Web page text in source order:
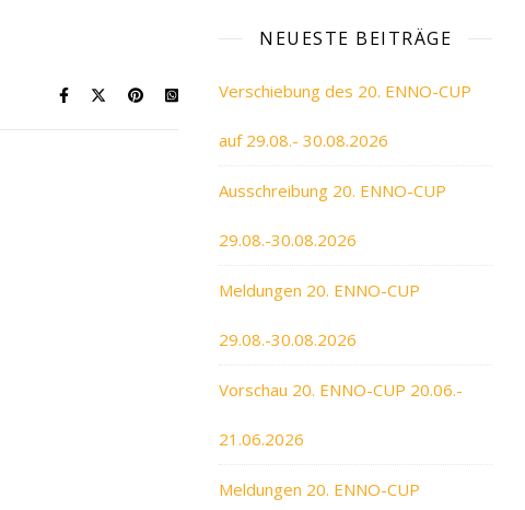
NEUESTE BEITRÄGE
Verschiebung des 20. ENNO-CUP
auf 29.08.- 30.08.2026
Ausschreibung 20. ENNO-CUP
29.08.-30.08.2026
Meldungen 20. ENNO-CUP
29.08.-30.08.2026
Vorschau 20. ENNO-CUP 20.06.-
21.06.2026
Meldungen 20. ENNO-CUP